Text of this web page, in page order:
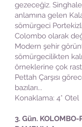
gezeceğiz.
anlamına gelen
sömürgeci
Colombo olarak
Modern şehir
sömürgecilikten
örneklerine çok
Pettah Çarşısı
bazıları...
Konaklama: 4* Otel
3. Gün.